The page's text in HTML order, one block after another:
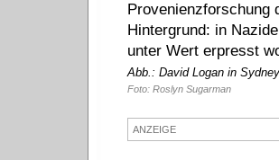
Provenienzforschung
Hintergrund: in
unter Wert erpresst
Abb.: David Logan in
Foto: Roslyn Sugarman
ANZEIGE